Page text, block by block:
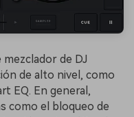
de DJ
de alto nivel, como
EQ. En general,
como el bloqueo de